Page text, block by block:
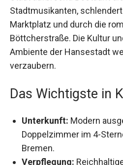
Stadtmusikanten, schlendert
historischen Marktplatz und
romantische Böttcherstraße.
maritime Ambiente der
verzaubern.
Das Wichtigste in
Unterkunft: Modern
Doppelzimmer im 4-
Bremen.
Verpflegung: